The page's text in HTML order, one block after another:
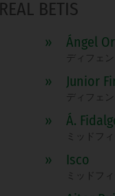
REAL BETIS
» Ángel
ディフェ
» Junior
ディフェ
» Á.
ミッドフ
» Isco
ミッドフ